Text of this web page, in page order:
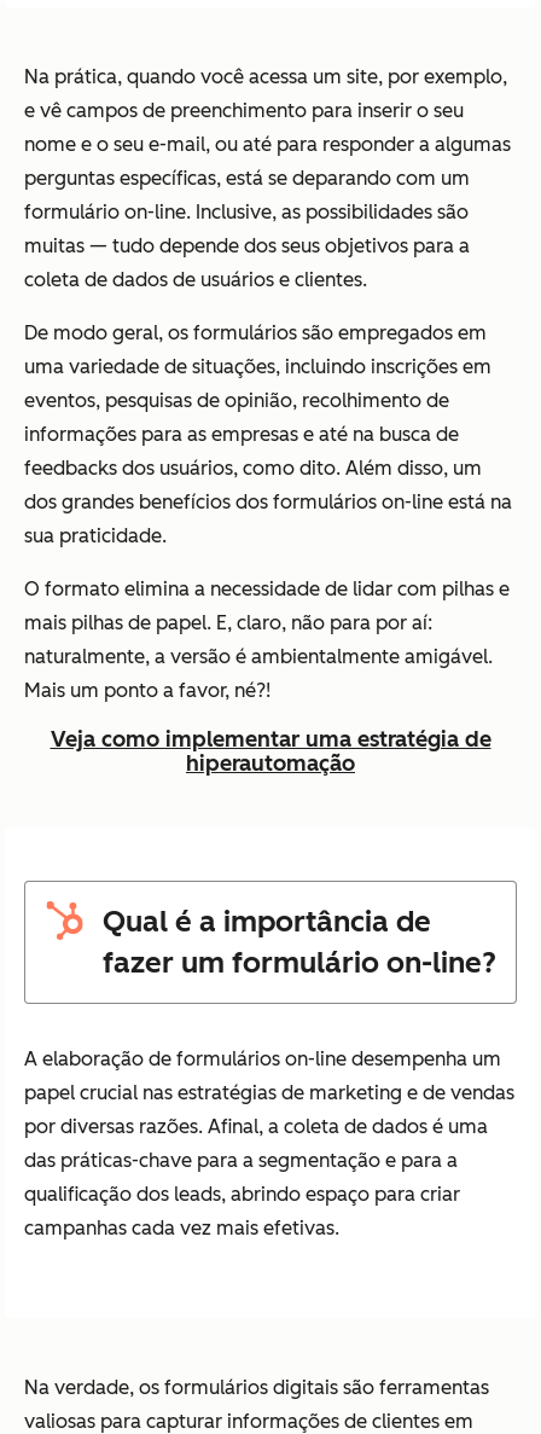
Na prática, quando você acessa um site, por exemplo,
e vê campos de preenchimento para inserir o seu
nome e o seu e-mail, ou até para responder a algumas
perguntas específicas, está se deparando com um
formulário on-line. Inclusive, as possibilidades são
muitas — tudo depende dos seus objetivos para a
coleta de dados de usuários e clientes.
De modo geral, os formulários são empregados em
uma variedade de situações, incluindo inscrições em
eventos, pesquisas de opinião, recolhimento de
informações para as empresas e até na busca de
feedbacks dos usuários, como dito. Além disso, um
dos grandes benefícios dos formulários on-line está na
sua praticidade.
O formato elimina a necessidade de lidar com pilhas e
mais pilhas de papel. E, claro, não para por aí:
naturalmente, a versão é ambientalmente amigável.
Mais um ponto a favor, né?!
Veja como implementar uma estratégia de
hiperautomação
Qual é a importância de
fazer um formulário on-line?
A elaboração de formulários on-line desempenha um
papel crucial nas estratégias de marketing e de vendas
por diversas razões. Afinal, a coleta de dados é uma
das práticas-chave para a segmentação e para a
qualificação dos leads, abrindo espaço para criar
campanhas cada vez mais efetivas.
Na verdade, os formulários digitais são ferramentas
valiosas para capturar informações de clientes em